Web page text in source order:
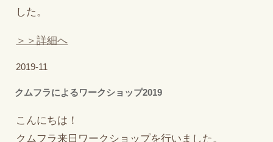
した。
＞＞詳細へ
2019-11
クムフラによるワークショップ2019
こんにちは！
クムフラ来日ワークショップを行いました。